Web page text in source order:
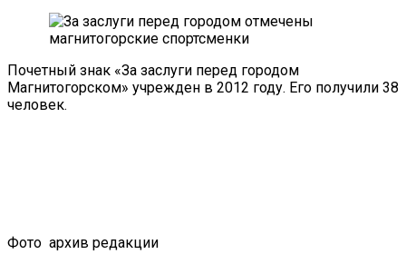
Почетный знак «За заслуги перед городом
Магнитогорском» учрежден в 2012 году. Его получили 38
человек.
Фото архив редакции